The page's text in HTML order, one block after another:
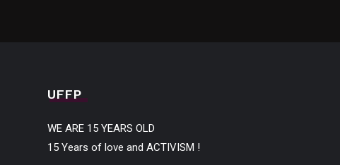
UFFP
WE ARE 15 YEARS OLD
15 Years of love and ACTIVISM !